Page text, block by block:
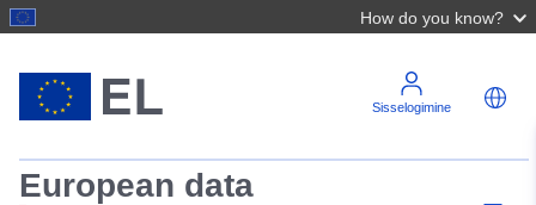
How do you know?
Sisselogimine
European data